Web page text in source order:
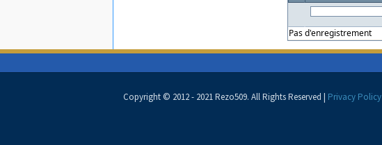
Pas d'enregistrement
Copyright © 2012 - 2021 Rezo509. All Rights Reserved | Privacy Policy